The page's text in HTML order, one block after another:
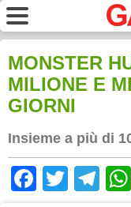
MONSTER
MILIONE E
GIORNI
Insieme a più di